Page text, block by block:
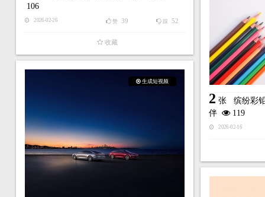
106
2026-02-26 踩 52
赞 39
收藏
2 张 缤纷彩
伴
119
2026-02-16
生成短视频